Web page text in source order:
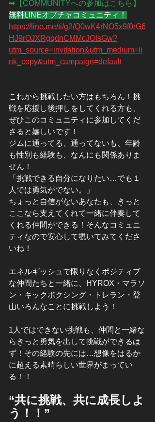
➡【COMMUNITYへの参加はこちら】
無料LINEオプチャコミュニティ！
https://line.me/ti/g2/Q0wK4rNO5x9f0rG6
HJ9rOJXRgqdnCMMcJOlsGw?
utm_source=invitation&utm_medium=li
nk_copy&utm_campaign=default
これから挑戦したい方はもちろん！挑
戦を応援し後押しをしてくれる方も、
ぜひこのコミュニティに参加してくだ
さると嬉しいです！
ジムに通ってる、通ってないも、年齢
も性別も経験も、なんにも関係ありま
せん！
「挑戦できる自分になりたい…でも１
人では勇気がでない。」
ちょっと自信がないあなたも、きっと
ここなら支えてくれて一緒に伴奏して
くれる仲間ができる！そんなコミュニ
ティなので安心して覗いてみてくださ
いね！
エネルギッシュで限りなくポジティブ
な仲間たちと一緒に、HYROX・マラソ
ン・キックボクシング・トレラン・登
山いろんなことに挑戦しよう！
1人ではできない挑戦も、仲間と一緒な
らきっと勇気を出して挑戦ができるは
ず！その経験の先には…想像をはるか
に超える素晴らしい世界がまってい
る！！
“共に挑戦、共に成長しよ
う！！”